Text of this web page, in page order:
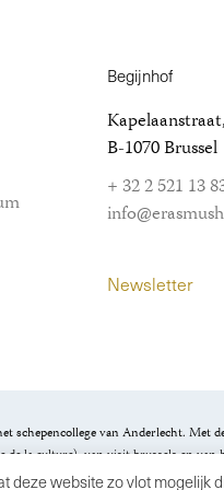
Begijnhof
B-1070 Brussel
+ 32 2 521 13
Newsletter
schepencollege van Anderlecht. Met
la culture), van visit.brussels en van
deze website zo vlot